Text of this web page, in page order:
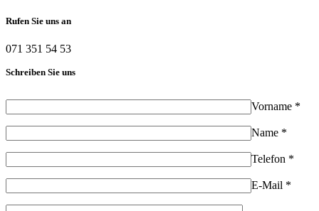
Rufen Sie uns an
071 351 54 53
Schreiben Sie uns
Vorname *
Name *
Telefon *
E-Mail *